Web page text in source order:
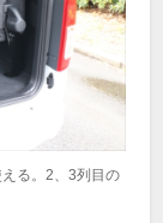
る。2、3列目の